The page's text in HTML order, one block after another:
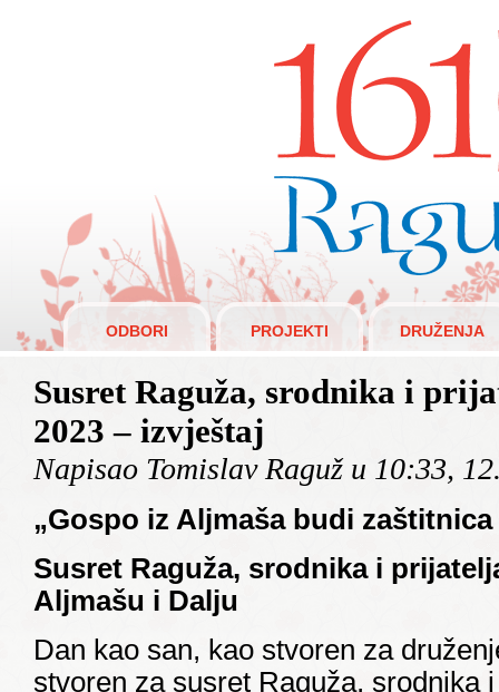
Raguži 1610.
ODBORI PROJEKTI DRUŽENJA
Susret Raguža, srodnika i
2023 – izvještaj
Napisao Tomislav Raguž u 10:33,
„Gospo iz Aljmaša budi zaštitnica
Susret Raguža, srodnika i
Aljmašu i Dalju
Dan kao san, kao stvoren za
stvoren za susret Raguža, srodnika